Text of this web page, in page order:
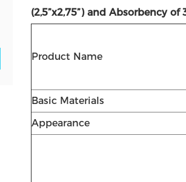
(2,5”x2,75”) and Absorbency of
Product Name
Basic Materials
Appearance